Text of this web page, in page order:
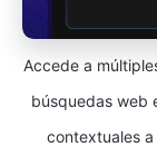
Accede a
búsquedas web
contextuales